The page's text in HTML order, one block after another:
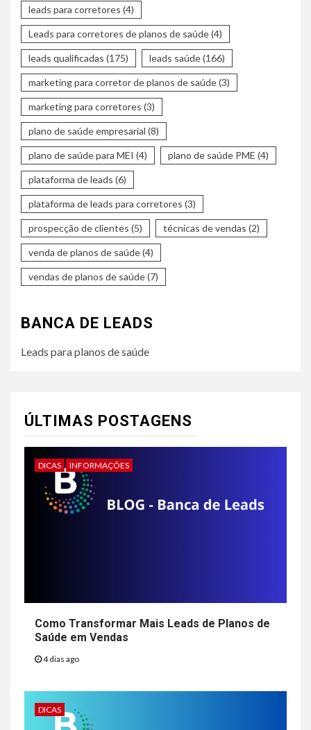
leads para corretores (4)
Leads para corretores de planos de saúde(4)
leads qualificadas (175) leads saúde(166)
marketing para corretor de planos de saúde(3)
marketing para corretores (3)
plano de saúde empresarial (8)
plano de saúde para MEI (4) plano de saúde PME (4)
plataforma de leads (6)
plataforma de leads para corretores (3)
prospecção de clientes (5) técnicas de vendas (2)
venda de planos de saúde(4)
vendas de planos de saúde(7)
BANCA DE LEADS
Leads para planos de saúde
ÚLTIMAS POSTAGENS
DICAS INFORMAÇÕES
Como Transformar Mais Leads de Planos de
Saúde em Vendas
4 dias ago
DICAS